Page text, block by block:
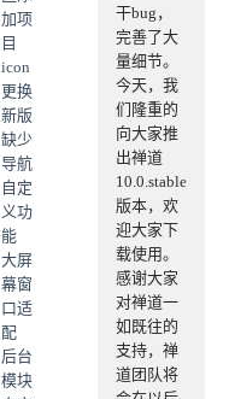
干bug，
完善了大
量细节。
今天，我
们隆重的
向大家推
出禅道
10.0.stable
版本，欢
迎大家下
载使用。
感谢大家
对禅道一
如既往的
支持，禅
道团队将
加项
目
icon
更换
新版
缺少
导航
自定
义功
能
大屏
幕窗
口适
配
后台
模块